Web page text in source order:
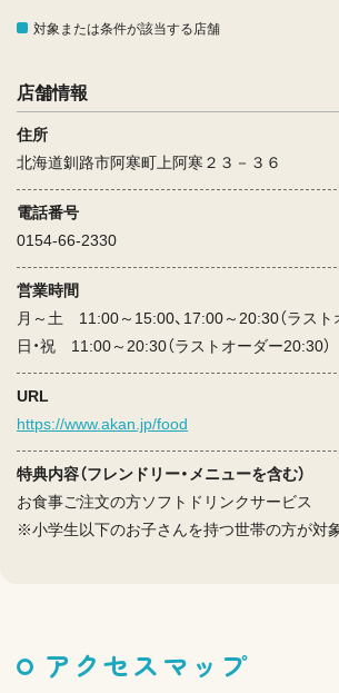
対象または条件が該当する店舗
店舗情報
住所
北海道釧路市阿寒町上阿寒２３－３６
電話番号
0154-66-2330
営業時間
月～土 11:00～15:00、17:00～20:30（ラスト
日・祝 11:00～20:30（ラストオーダー20:30）
URL
https://www.akan.jp/food
特典内容（フレンドリー・メニューを含む）
お食事ご注文の方ソフトドリンクサービス
※小学生以下のお子さんを持つ世帯の方が対象
アクセスマップ